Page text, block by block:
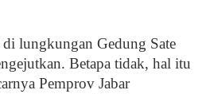
lungkungan Gedung Sate
Betapa tidak, hal itu
Pemprov Jabar